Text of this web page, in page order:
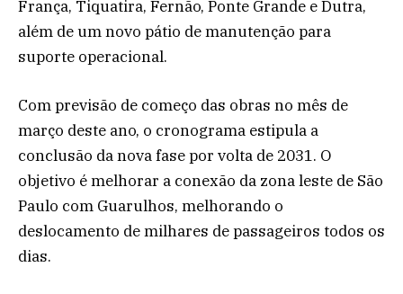
França, Tiquatira, Fernão, Ponte Grande e Dutra,
além de um novo pátio de manutenção para
suporte operacional.
Com previsão de começo das obras no mês de
março deste ano, o cronograma estipula a
conclusão da nova fase por volta de 2031. O
objetivo é melhorar a conexão da zona leste de São
Paulo com Guarulhos, melhorando o
deslocamento de milhares de passageiros todos os
dias.